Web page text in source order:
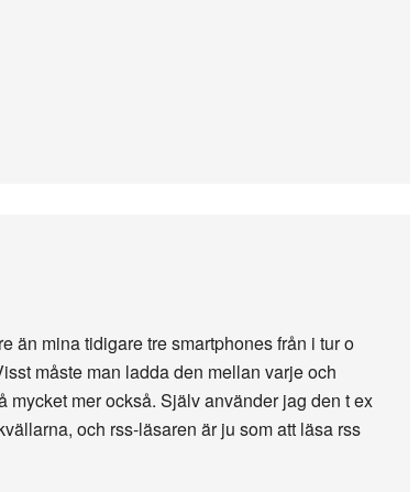
än mina tidigare tre smartphones från i tur o
måste man ladda den mellan varje och
mycket mer också. Själv använder jag den t ex
och rss-läsaren är ju som att läsa rss